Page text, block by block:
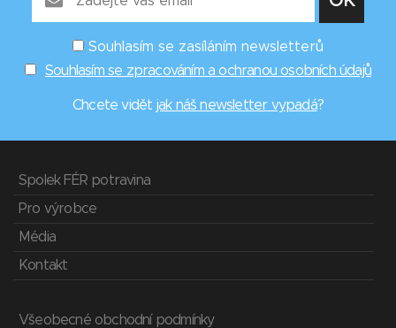
Souhlasím se zasíláním newsletterů
Souhlasím se zpracováním a ochranou osobních údajů
Chcete vidět jak náš newsletter vypadá?
Spolek FÉR potravina
Pro výrobce
Média
Kontakt
Všeobecné obchodní podmínky